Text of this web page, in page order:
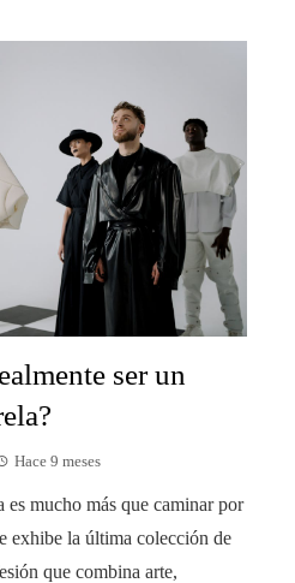
ser un
Hace 9 meses
es mucho más que caminar por
exhibe la última colección de
que combina arte,